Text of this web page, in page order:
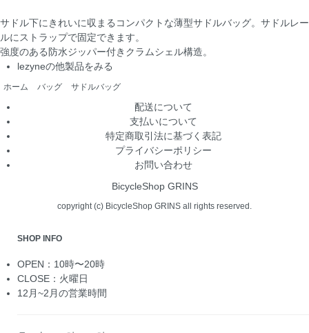
サドル下にきれいに収まるコンパクトな薄型サドルバッグ。サドルレー
ルにストラップで固定できます。
強度のある防水ジッパー付きクラムシェル構造。
lezyneの他製品をみる
ホーム バッグ サドルバッグ
配送について
支払いについて
特定商取引法に基づく表記
プライバシーポリシー
お問い合わせ
BicycleShop GRINS
copyright (c) BicycleShop GRINS all rights reserved.
SHOP INFO
OPEN：10時〜20時
CLOSE：火曜日
12月~2月の営業時間